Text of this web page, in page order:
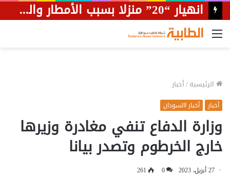
القائمة
الرئيسية/أخبار
أخبار أخبار االسودان
وزارة الدفاع تنفي مغادرة وزيرها
خارج الخرطوم وتصدر بيانا
27 أبريل، 2023 0
261